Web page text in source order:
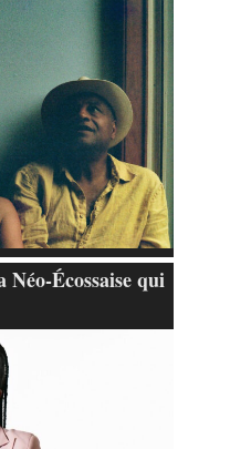
Écossaise qui